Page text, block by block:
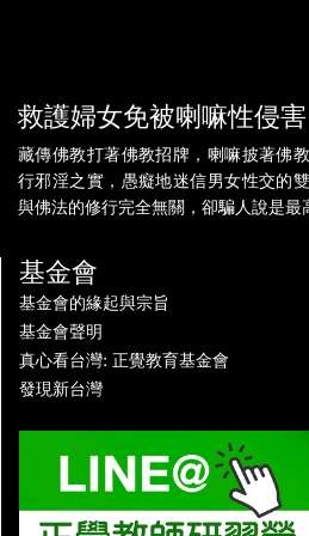
救護婦女免被喇嘛性侵害
藏傳佛教打著佛教招牌，喇嘛披著佛
行邪淫之實，愚癡地迷信男女性交的
與佛法的修行完全無關，卻騙人說是最
基金會
基金會的緣起與宗旨
基金會聲明
真心看台灣: 正覺教育基金會
發現新台灣